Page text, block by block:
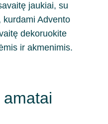
jaukiai, su
kurdami Advento
dekoruokite
ir akmenimis.